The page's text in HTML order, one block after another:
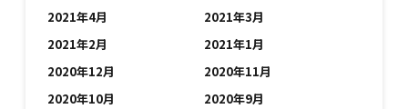
2021年4月
2021年3月
2021年2月
2021年1月
2020年12月
2020年11月
2020年10月
2020年9月